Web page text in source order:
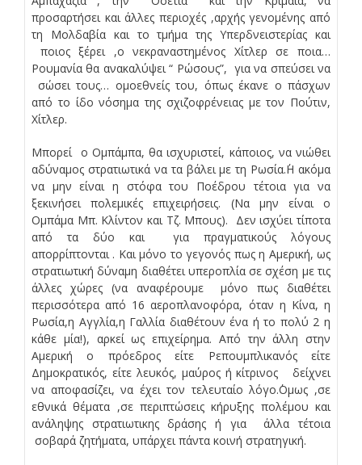
προσαρτήσει και άλλες περιοχές ,αρχής γενομένης από
τη Μολδαβία και το τμήμα της Υπερδνειστερίας και
ποιος ξέρει ,ο νεκραναστημένος Χίτλερ σε ποια…
Ρουμανία θα ανακαλύψει “ Ρώσους”, για να σπεύσει να
σώσει τους… ομοεθνείς του, όπως έκανε ο πάσχων
από το ίδο νόσημα της σχιζοφρένειας με τον Πούτιν,
Χίτλερ.
Μπορεί ο Ομπάμπα, θα ισχυριστεί, κάποιος, να νιώθει
αδύναμος στρατιωτικά να τα βάλει με τη Ρωσία.΄Η ακόμα
να μην είναι η στόφα του Ποέδρου τέτοια για να
ξεκινήσει πολεμικές επιχειρήσεις. (Να μην είναι ο
Ομπάμα Μπ. Κλίντον και Τζ. Μπους). Δεν ισχύει τίποτα
από τα δύο και για πραγματικούς λόγους
απορρίπτονται . Και μόνο το γεγονός πως η Αμερική, ως
στρατιωτική δύναμη διαθέτει υπεροπλία σε σχέση με τις
άλλες χώρες (να αναφέρουμε μόνο πως διαθέτει
περισσότερα από 16 αεροπλανοφόρα, όταν η Κίνα, η
Ρωσία,η Αγγλία,η Γαλλία διαθέτουν ένα ή το πολύ 2 η
κάθε μία!), αρκεί ως επιχείρημα. Από την άλλη στην
Αμερική ο πρόεδρος είτε Ρεπουμπλικανός είτε
Δημοκρατικός, είτε λευκός, μαύρος ή κίτρινος δείχνει
να αποφασίζει, να έχει τον τελευταίο λόγο.΄Ομως ,σε
εθνικά θέματα ,σε περιπτώσεις κήρυξης πολέμου και
ανάληψης στρατιωτικης δράσης ή για άλλα τέτοια
σοβαρά ζητήματα, υπάρχει πάντα κοινή στρατηγική.